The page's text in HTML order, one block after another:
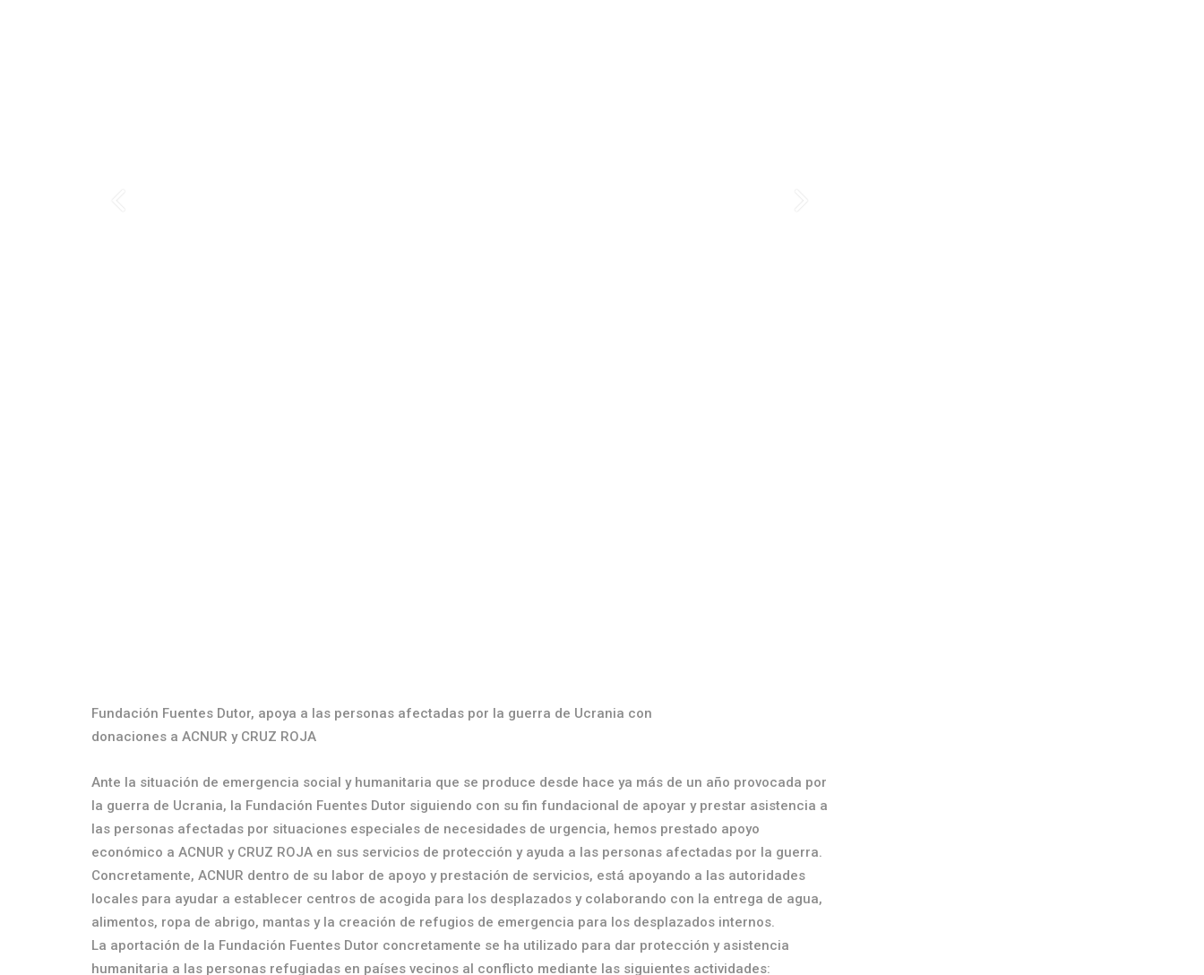
Fundación Fuentes Dutor, apoya a las personas afectadas por la guerra de Ucrania con
donaciones a ACNUR y CRUZ ROJA
Ante la situación de emergencia social y humanitaria que se produce desde hace ya más de un año provocada por
la guerra de Ucrania, la Fundación Fuentes Dutor siguiendo con su fin fundacional de apoyar y prestar asistencia a
las personas afectadas por situaciones especiales de necesidades de urgencia, hemos prestado apoyo
económico a ACNUR y CRUZ ROJA en sus servicios de protección y ayuda a las personas afectadas por la guerra.
Concretamente, ACNUR dentro de su labor de apoyo y prestación de servicios, está apoyando a las autoridades
locales para ayudar a establecer centros de acogida para los desplazados y colaborando con la entrega de agua,
alimentos, ropa de abrigo, mantas y la creación de refugios de emergencia para los desplazados internos.
La aportación de la Fundación Fuentes Dutor concretamente se ha utilizado para dar protección y asistencia
humanitaria a las personas refugiadas en países vecinos al conflicto mediante las siguientes actividades: